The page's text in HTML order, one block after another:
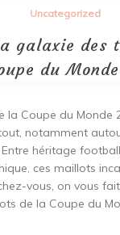
Uncategorized
galaxie des
du
la Coupe du Monde
notamment
Entre héritage
ces maillots
vous, on vous
de la Coupe du